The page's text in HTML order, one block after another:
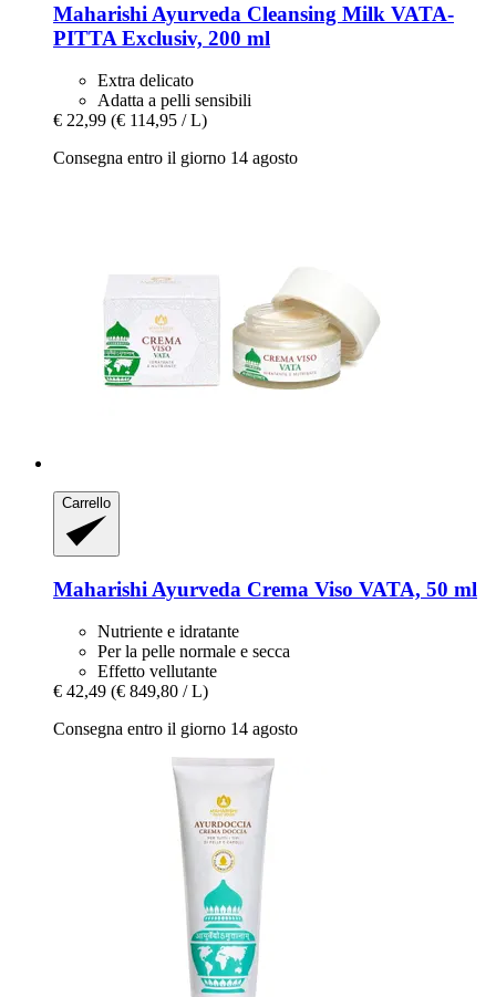
Maharishi Ayurveda Cleansing Milk VATA-​
PITTA Exclusiv, 200 ml
Extra delicato
Adatta a pelli sensibili
€ 22,99 (€ 114,95 / L)
Consegna entro il giorno 14 agosto
Carrello
Maharishi Ayurveda Crema Viso VATA, 50 ml
Nutriente e idratante
Per la pelle normale e secca
Effetto vellutante
€ 42,49 (€ 849,80 / L)
Consegna entro il giorno 14 agosto